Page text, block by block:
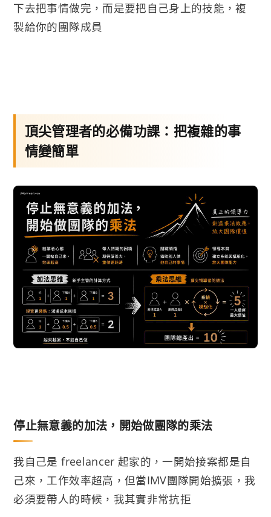
下去把事情做完，而是要把自己身上的技能，複
製給你的團隊成員
頂尖管理者的必備功課：把複雜的事
情變簡單
停止無意義的加法，開始做團隊的乘法
我自己是 freelancer 起家的，一開始接案都是自
己來，工作效率超高，但當IMV團隊開始擴張，我
必須要帶人的時候，我其實非常抗拒